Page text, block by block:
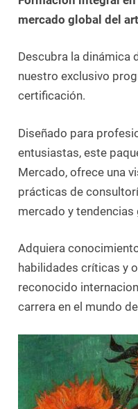
mercado global del
Descubra la dinámica
nuestro exclusivo
certificación.
Diseñado para
entusiastas, este
Mercado, ofrece una
prácticas de
mercado y tendencias
Adquiera
habilidades críticas y
reconocido
carrera en el mundo